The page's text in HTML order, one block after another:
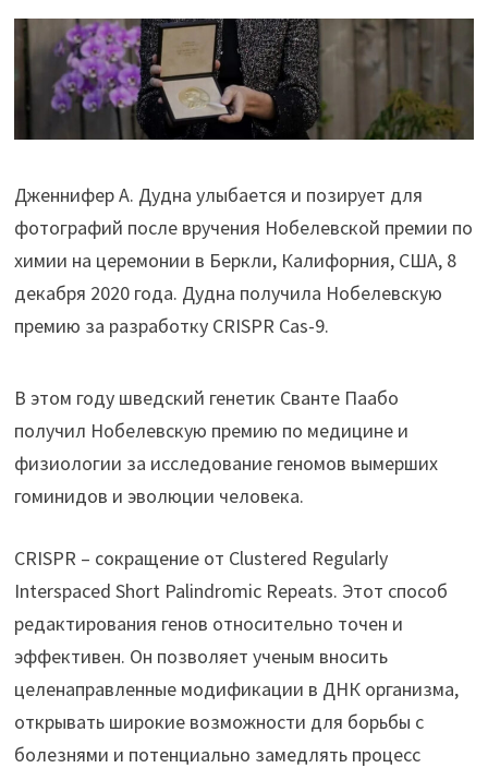
Дженнифер А. Дудна улыбается и позирует для
фотографий после вручения Нобелевской премии по
химии на церемонии в Беркли, Калифорния, США, 8
декабря 2020 года. Дудна получила Нобелевскую
премию за разработку CRISPR Cas-9.
В этом году шведский генетик Сванте Паабо
получил Нобелевскую премию по медицине и
физиологии за исследование геномов вымерших
гоминидов и эволюции человека.
CRISPR – сокращение от Clustered Regularly
Interspaced Short Palindromic Repeats. Этот способ
редактирования генов относительно точен и
эффективен. Он позволяет ученым вносить
целенаправленные модификации в ДНК организма,
открывать широкие возможности для борьбы с
болезнями и потенциально замедлять процесс